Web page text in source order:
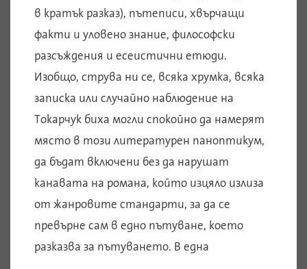
в кратък разказ), пътеписи, хвърчащи
факти и уловено знание, философски
разсъждения и есеистични етюди.
Изобщо, струва ни се, всяка хрумка, всяка
записка или случайно наблюдение на
Токарчук биха могли спокойно да намерят
място в този литературен паноптикум,
да бъдат включени без да нарушат
канавата на романа, който изцяло излиза
от жанровите стандарти, за да се
превърне сам в едно пътуване, което
разказва за пътуването. В една